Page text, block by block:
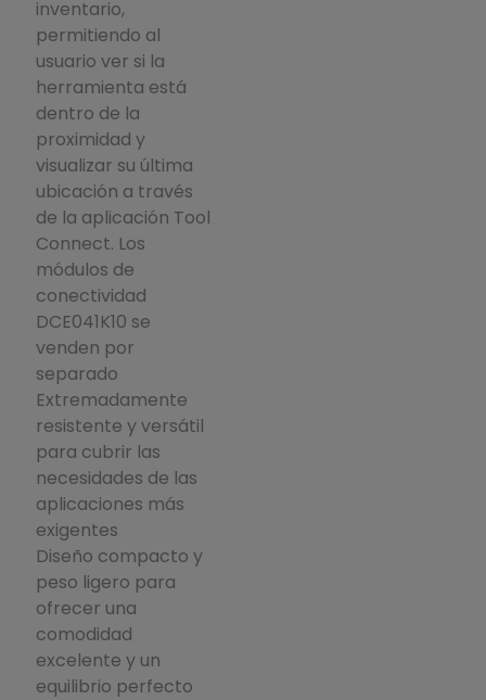
inventario,
permitiendo al
usuario ver si la
herramienta está
dentro de la
proximidad y
visualizar su última
ubicación a través
de la aplicación Tool
Connect. Los
módulos de
conectividad
DCE041K10 se
venden por
separado
Extremadamente
resistente y versátil
para cubrir las
necesidades de las
aplicaciones más
exigentes
Diseño compacto y
peso ligero para
ofrecer una
comodidad
excelente y un
equilibrio perfecto